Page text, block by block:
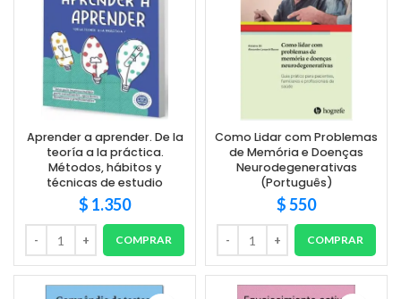
Aprender a aprender. De la
teoría a la práctica.
Métodos, hábitos y
técnicas de estudio
$ 1.350
COMPRAR
Como Lidar com Problemas
de Memória e Doenças
Neurodegenerativas
(Português)
$550
COMPRAR